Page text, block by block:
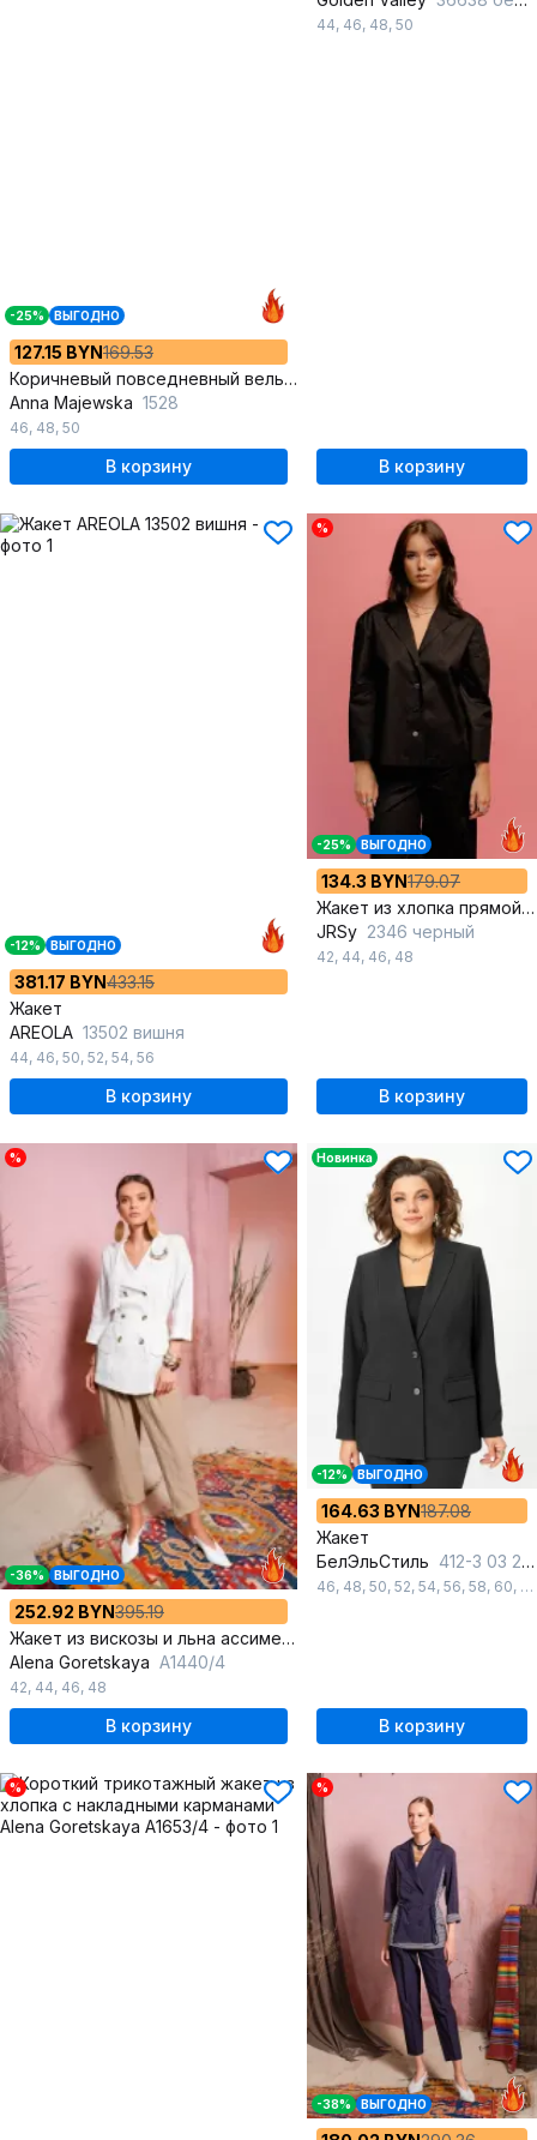
-25% ВЫГОДНО
127.15 BYN169.53
Коричневый повседневный вельветовый жакет с кулисой
Anna Majewska 1528
46, 48, 50
В корзину
44, 46, 48, 50
В корзину
-12% ВЫГОДНО
381.17 BYN433.15
Жакет
AREOLA 13502 вишня
44, 46, 50, 52, 54, 56
В корзину
%
-25% ВЫГОДНО
134.3 BYN179.07
Жакет из хлопка прямой формы с воротником и пуговицами
JRSy 2346 черный
42, 44, 46, 48
В корзину
%
-36% ВЫГОДНО
252.92 BYN395.19
Жакет из вискозы и льна ассиметричный летний
Alena Goretskaya A1440/4
42, 44, 46, 48
В корзину
Новинка
-12% ВЫГОДНО
164.63 BYN187.08
Жакет
БелЭльСтиль 412-3 03 22 черный
46, 48, 50, 52, 54, 56, 58, 60, 62
В корзину
% %
-38% ВЫГОДНО